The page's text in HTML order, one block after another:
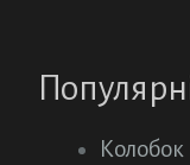
Колобок